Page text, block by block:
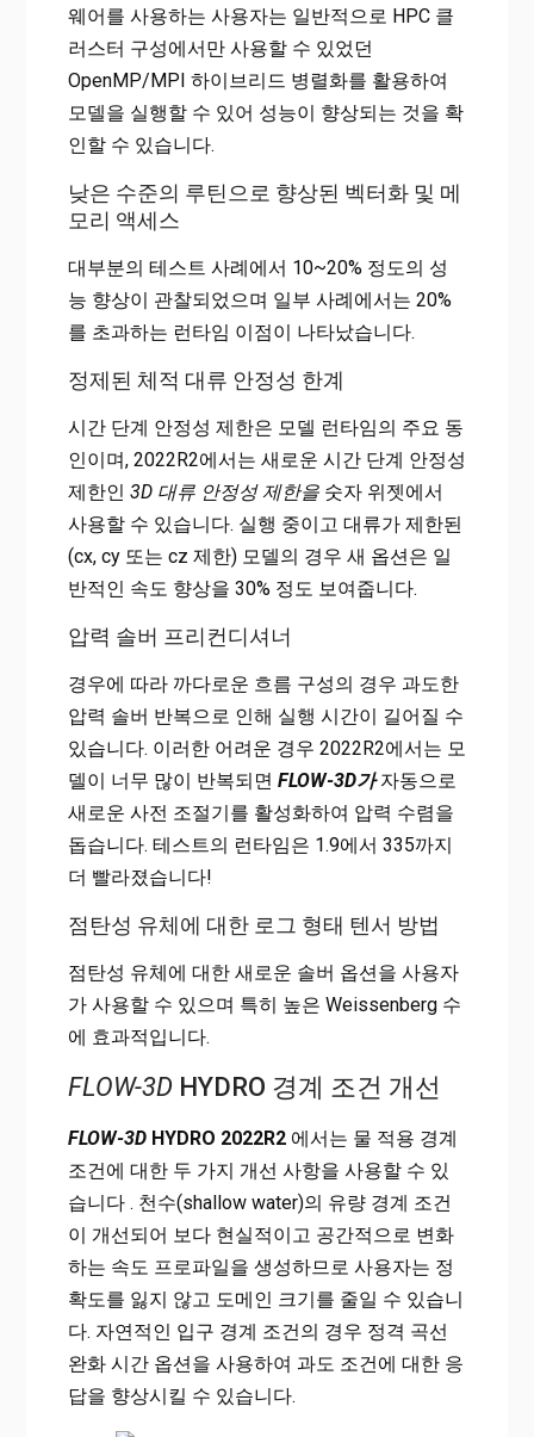
웨어를 사용하는 사용자는 일반적으로 HPC 클
러스터 구성에서만 사용할 수 있었던
OpenMP/MPI 하이브리드 병렬화를 활용하여
모델을 실행할 수 있어 성능이 향상되는 것을 확
인할 수 있습니다.
낮은 수준의 루틴으로 향상된 벡터화 및 메
모리 액세스
대부분의 테스트 사례에서 10~20% 정도의 성
능 향상이 관찰되었으며 일부 사례에서는 20%
를 초과하는 런타임 이점이 나타났습니다.
정제된 체적 대류 안정성 한계
시간 단계 안정성 제한은 모델 런타임의 주요 동
인이며, 2022R2에서는 새로운 시간 단계 안정성
제한인 3D 대류 안정성 제한을숫자 위젯에서
사용할 수 있습니다. 실행 중이고 대류가 제한된
(cx, cy 또는 cz 제한) 모델의 경우 새 옵션은 일
반적인 속도 향상을 30% 정도 보여줍니다.
압력 솔버 프리컨디셔너
경우에 따라 까다로운 흐름 구성의 경우 과도한
압력 솔버 반복으로 인해 실행 시간이 길어질 수
있습니다. 이러한 어려운 경우 2022R2에서는 모
델이 너무 많이 반복되면 FLOW-3D가자동으로
새로운 사전 조절기를 활성화하여 압력 수렴을
돕습니다. 테스트의 런타임은 1.9에서 335까지
더 빨라졌습니다!
점탄성 유체에 대한 로그 형태 텐서 방법
점탄성 유체에 대한 새로운 솔버 옵션을 사용자
가 사용할 수 있으며 특히 높은 Weissenberg 수
에 효과적입니다.
FLOW-3D HYDRO 경계 조건 개선
FLOW-3DHYDRO 2022R2에서는 물 적용 경계
조건에 대한 두 가지 개선 사항을 사용할 수 있
습니다 . 천수(shallow water)의 유량 경계 조건
이 개선되어 보다 현실적이고 공간적으로 변화
하는 속도 프로파일을 생성하므로 사용자는 정
확도를 잃지 않고 도메인 크기를 줄일 수 있습니
다. 자연적인 입구 경계 조건의 경우 정격 곡선
완화 시간 옵션을 사용하여 과도 조건에 대한 응
답을 향상시킬 수 있습니다.